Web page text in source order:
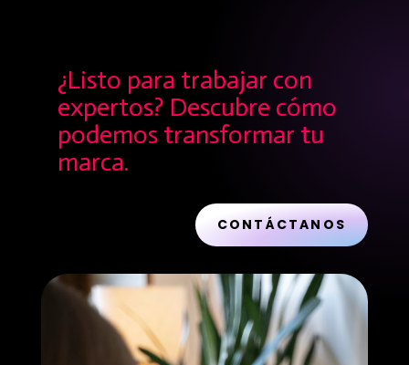
¿Listo para trabajar con
expertos? Descubre cómo
podemos transformar tu
marca.
CONTÁCTANOS